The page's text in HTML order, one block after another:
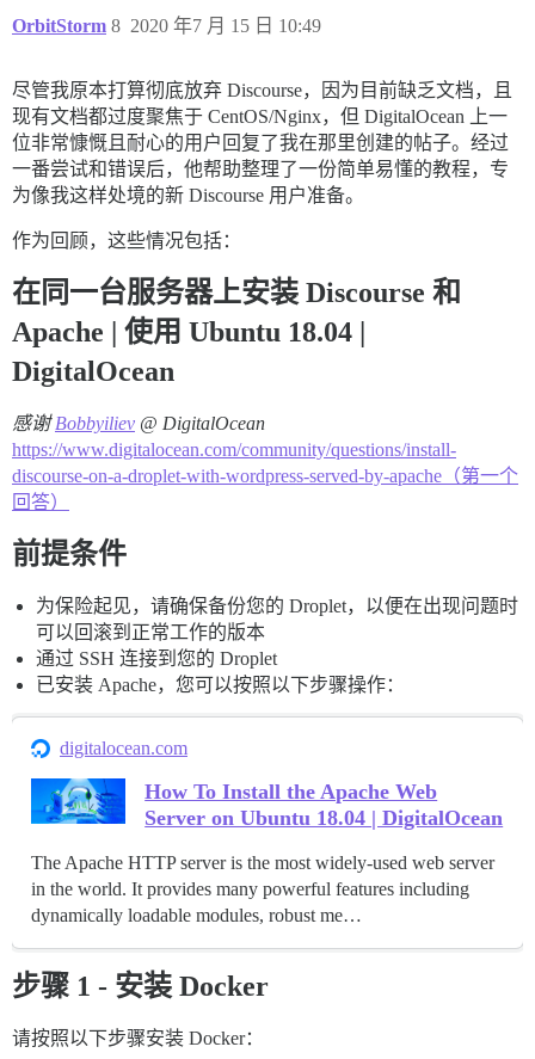
- git clone https://github.com/discourse/
- git clone https://github.com/discourse/
## 记住，这是 YAML 语法——你只能有一个带名称的块
run:
  - exec: echo "开始自定义命令"
  ## 如果希望为 root 配置密码登录，请取消注释并修改：
  ## 仅使用以下其中一行：
  #- exec: /usr/sbin/usermod -p 'PASSWORD_HASH' root
#- exec: /usr/sbin/usermod -p "$(mkpasswd -m sha-
  ## 如果希望授权其他用户，请取消注释并修改：
  #- exec: ssh-import-id username
  #- exec: ssh-import-id anotherusername
  - exec: echo "自定义命令结束"
OrbitStorm 2020 年7 月 15 日 10:49
8
尽管我原本打算彻底放弃 Discourse，因为目前缺乏文档，且
现有文档都过度聚焦于 CentOS/Nginx，但 DigitalOcean 上一
位非常慷慨且耐心的用户回复了我在那里创建的帖子。经过
一番尝试和错误后，他帮助整理了一份简单易懂的教程，专
为像我这样处境的新 Discourse 用户准备。
作为回顾，这些情况包括：
在同一台服务器上安装 Discourse 和
Apache | 使用 Ubuntu 18.04 |
DigitalOcean
感谢Bobbyiliev @ DigitalOcean
https://www.digitalocean.com/community/questions/install-
discourse-on-a-droplet-with-wordpress-served-by-apache（第一个
回答）
前提条件
为保险起见，请确保备份您的 Droplet，以便在出现问题时
可以回滚到正常工作的版本
通过 SSH 连接到您的 Droplet
已安装 Apache，您可以按照以下步骤操作：
digitalocean.com
How To Install the Apache Web
Server on Ubuntu 18.04 | DigitalOcean
The Apache HTTP server is the most widely-used web server
in the world. It provides many powerful features including
dynamically loadable modules, robust me…
步骤 1 - 安装 Docker
请按照以下步骤安装 Docker：